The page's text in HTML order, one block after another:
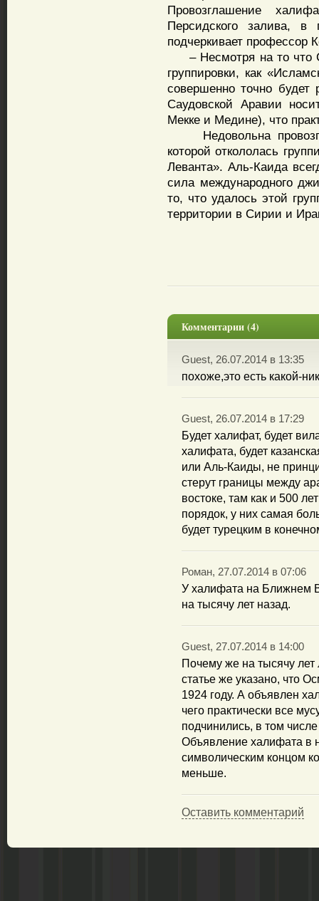
Провозглашение
Персидского залива, в
подчеркивает профессор
– Несмотря на то что
группировки, как
совершенно точно будет
Саудовской Аравии
Мекке и Медине), что
Недовольна
которой откололась
Леванта». Аль-Каида
сила международного
то, что удалось этой
территории в Сирии и
Комментарии (4)
Guest, 26.07.2014 в 13:35
похоже,это есть какой-
Guest, 26.07.2014 в 17:29
Будет халифат, будет
халифата, будет
или Аль-Каиды, не
стерут границы между
востоке, там как и 500
порядок, у них самая
будет турецким в
Роман, 27.07.2014 в 07:06
У халифата на Ближнем
на тысячу лет назад.
Guest, 27.07.2014 в 14:00
Почему же на тысячу лет
статье же указано, что
1924 году. А объявлен
чего практически все
подчинились, в том
Объявление халифата в
символическим концом
меньше.
Оставить комментарий